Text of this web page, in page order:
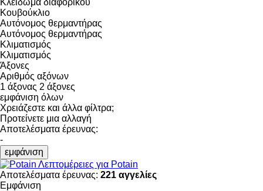
Κουβούκλιο
Αυτόνομος θερμαντήρας
Αυτόνομος θερμαντήρας
Κλιματισμός
Κλιματισμός
Άξονες
Αριθμός αξόνων
1 άξονας 2 άξονες
εμφάνιση όλων
Χρειάζεστε και άλλα φίλτρα;
Προτείνετε μια αλλαγή
Αποτελέσματα έρευνας:
-
εμφάνιση
Λεπτομέρειες για Potain
Αποτελέσματα έρευνας: 221 αγγελίες
Εμφάνιση